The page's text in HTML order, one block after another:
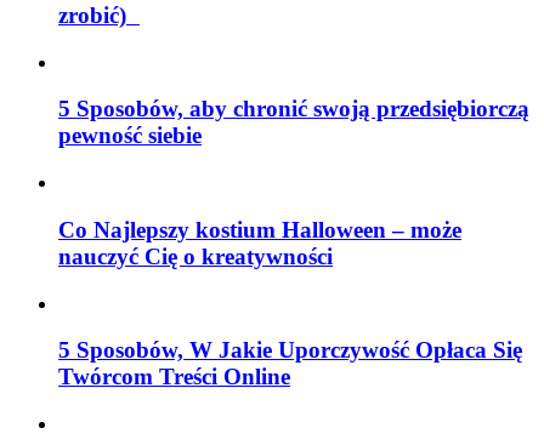
zrobić)
5 Sposobów, aby chronić swoją przedsiębiorczą
pewność siebie
Co Najlepszy kostium Halloween – może
nauczyć Cię o kreatywności
5 Sposobów, W Jakie Uporczywość Opłaca Się
Twórcom Treści Online